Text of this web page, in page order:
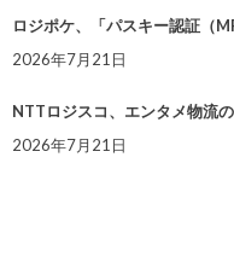
ロジポケ、「パスキー認証（
2026年7月21日
NTTロジスコ、エンタメ物流
2026年7月21日